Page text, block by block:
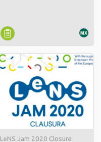
LeNS Jam 2020 Closure